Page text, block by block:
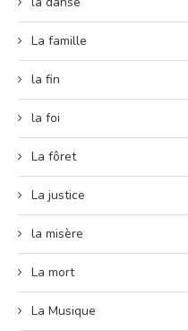
La famille
la fin
la foi
La fôret
La justice
la misère
La mort
La Musique